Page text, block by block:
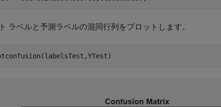
ラベルと予測ラベルの混同行列をプロットします。